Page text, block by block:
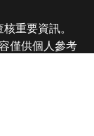
重要資訊。
僅供個人參考